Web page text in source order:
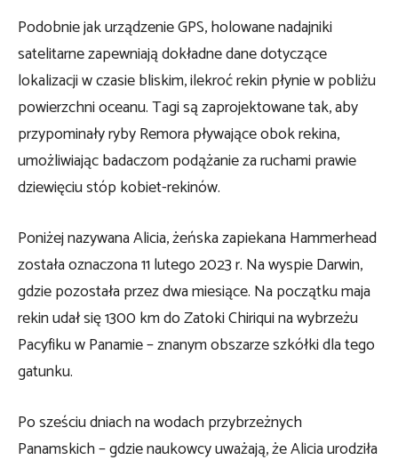
Podobnie jak urządzenie GPS, holowane nadajniki
satelitarne zapewniają dokładne dane dotyczące
lokalizacji w czasie bliskim, ilekroć rekin płynie w pobliżu
powierzchni oceanu. Tagi są zaprojektowane tak, aby
przypominały ryby Remora pływające obok rekina,
umożliwiając badaczom podążanie za ruchami prawie
dziewięciu stóp kobiet-rekinów.
Poniżej nazywana Alicia, żeńska zapiekana Hammerhead
została oznaczona 11 lutego 2023 r. Na wyspie Darwin,
gdzie pozostała przez dwa miesiące. Na początku maja
rekin udał się 1300 km do Zatoki Chiriqui na wybrzeżu
Pacyfiku w Panamie – znanym obszarze szkółki dla tego
gatunku.
Po sześciu dniach na wodach przybrzeżnych
Panamskich – gdzie naukowcy uważają, że Alicia urodziła